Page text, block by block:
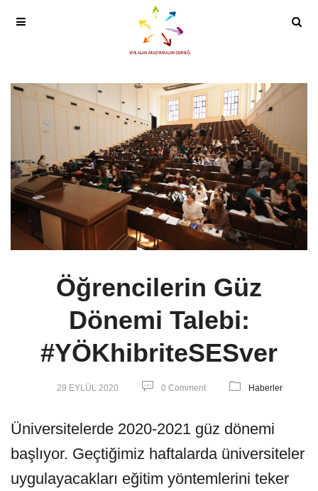
Öğrencilerin Güz
Dönemi Talebi:
#YÖKhibriteSESver
29 EYLÜL 2020 0 Comment Haberler
Üniversitelerde 2020-2021 güz dönemi
başlıyor. Geçtiğimiz haftalarda üniversiteler
uygulayacakları eğitim yöntemlerini teker